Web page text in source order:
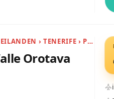
CANARISCHE EILANDEN › TENERIFE › PUERTO DE LA CRUZ
Orotava